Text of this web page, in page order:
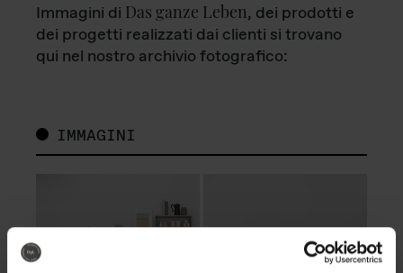
Immagini di Das ganze Leben, dei prodotti e
dei progetti realizzati dai clienti si trovano
qui nel nostro archivio fotografico:
IMMAGINI